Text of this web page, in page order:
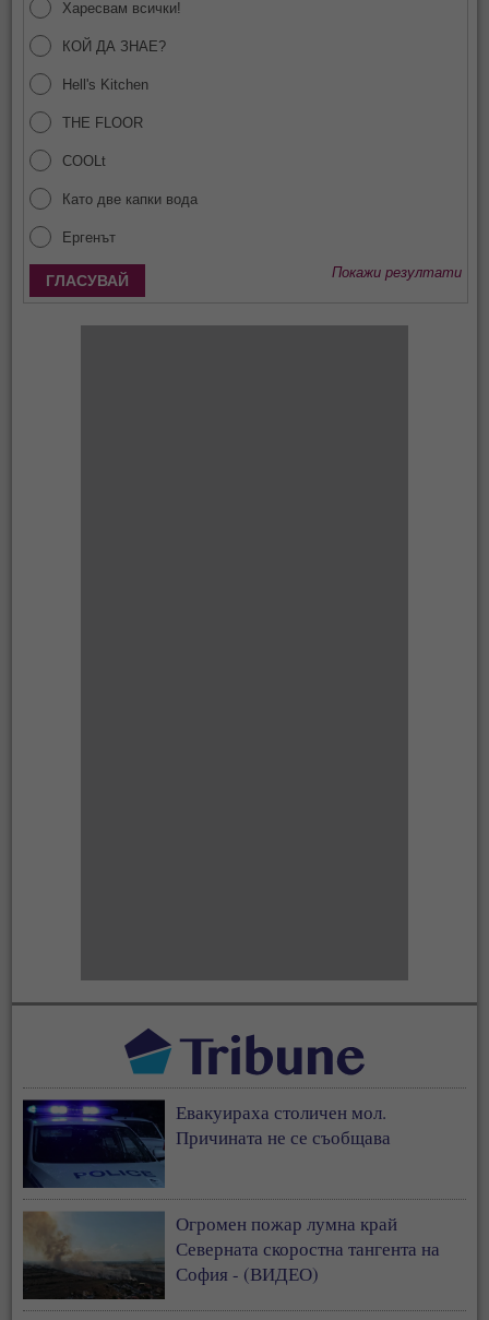
Харесвам всички!
КОЙ ДА ЗНАЕ?
Hell's Kitchen
THE FLOOR
COOLt
Като две капки вода
Ергенът
Покажи резултати
Евакуираха столичен мол.
Причината не се съобщава
Огромен пожар лумна край
Северната скоростна тангента на
София - (ВИДЕО)